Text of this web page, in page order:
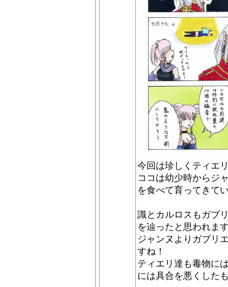
今回は珍しくティエ
ココは幼少時からジ
を食べて育ってきて
識とカルロスもガブ
を辿ったと思われま
ジャンヌよりガブリ
すね！
ティエリ達も毒物に
には具合を悪くした